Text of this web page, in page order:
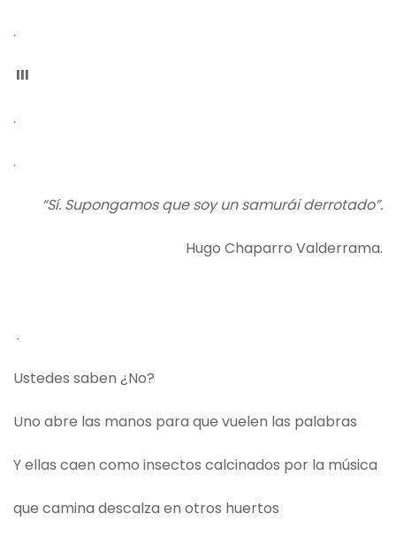
.
III
.
.
“Sí. Supongamos que soy un samurái derrotado”.
Hugo Chaparro Valderrama.
.
Ustedes saben ¿No?
Uno abre las manos para que vuelen las palabras
Y ellas caen como insectos calcinados por la música
que camina descalza en otros huertos